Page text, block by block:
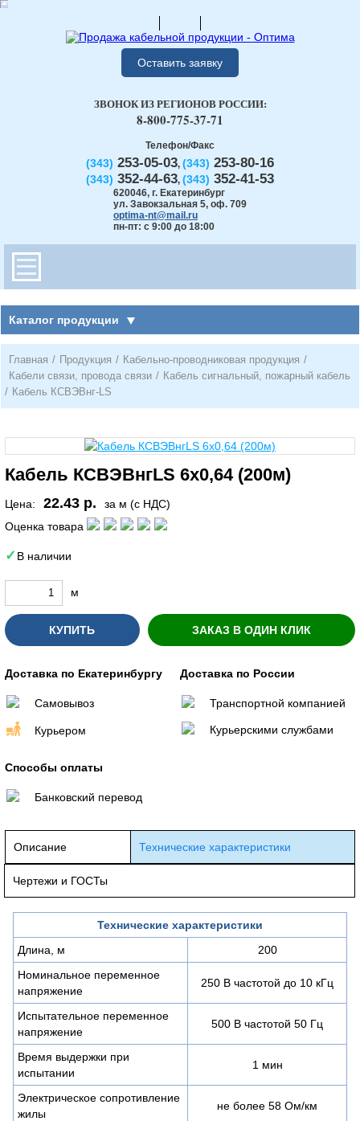
Оставить заявку
Телефон/Факс
(343) 253-05-03, (343) 253-80-16
(343) 352-44-63, (343) 352-41-53
620046, г. Екатеринбург
ул. Завокзальная 5, оф. 709
optima-nt@mail.ru
пн-пт: с 9:00 до 18:00
ЗВОНОК ИЗ РЕГИОНОВ РОССИИ:
8-800-775-37-71
Каталог продукции
Главная / Продукция / Кабельно-проводниковая продукция /
Кабели связи, провода связи / Кабель сигнальный, пожарный кабель
/ Кабель КСВЭВнг-LS
Кабель КСВЭВнгLS 6х0,64 (200м)
Цена: 22.43 р.
за м (с НДС)
Оценка товара
В наличии
м
КУПИТЬ ЗАКАЗ В ОДИН КЛИК
Доставка по Екатеринбургу
Самовывоз
Курьером
Доставка по России
Транспортной компанией
Курьерскими службами
Способы оплаты
Банковский перевод
Описание Технические характеристики
Чертежи и ГОСТы
Технические характеристики
Длина, м
200
Номинальное переменное
напряжение
250 В частотой до 10 кГц
Испытательное переменное
напряжение
500 В частотой 50 Гц
Время выдержки при
испытании
1 мин
Электрическое сопротивление
жилы
не более 58 Ом/км